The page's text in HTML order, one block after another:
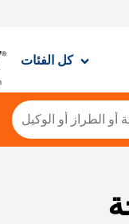
كل الفئات